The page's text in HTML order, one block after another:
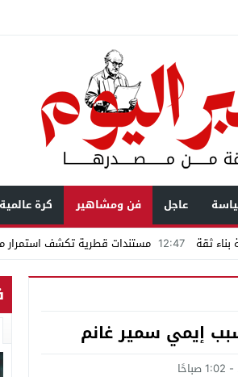
عاجل فن ومشاهير
كرة عالمية
ثقة 12:47 مستندات قطرية تكشف استمرار
ويطالب بأكثر من نصف مليون بمساعدة
فى فيلم «ميلانو»
ومن يحلم بأن يصبح مثل مجدى يعقوب عليه